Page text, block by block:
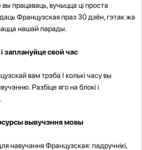
працаваць, вучыцца ці проста
Французская праз 30 дзён, гэтак жа
нашай парады.
заплануйце свой час
вам трэба І колькі часу вы
Разбіце яго на блокі і
вывучэння мовы
навучання Французская: падручнікі,